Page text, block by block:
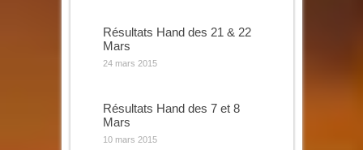
Résultats Hand des 21 & 22
Mars
24 mars 2015
Résultats Hand des 7 et 8
Mars
10 mars 2015